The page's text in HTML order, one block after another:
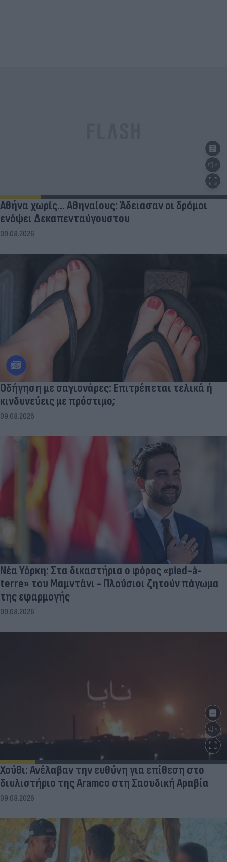
Αθήνα χωρίς… Αθηναίους: Άδειασαν οι δρόμοι
ενόψει Δεκαπενταύγουστου
09.08.2026
Οδήγηση με σαγιονάρες: Επιτρέπεται τελικά ή
κινδυνεύεις με πρόστιμο;
09.08.2026
Νέα Υόρκη: Στα δικαστήρια ο φόρος «pied-à-
terre» του Μαμντάνι - Πλούσιοι ζητούν πάγωμα
της εφαρμογής
09.08.2026
Χούθι: Ανέλαβαν την ευθύνη για επίθεση στο
διυλιστήριο της Aramco στη Σαουδική Αραβία
09.08.2026